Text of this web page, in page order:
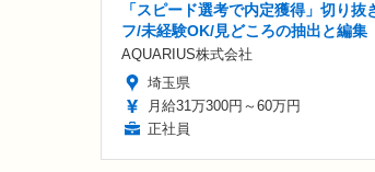
「スピード選考で内定獲得」切り抜
フ/未経験OK/見どころの抽出と編集
AQUARIUS株式会社
埼玉県
月給31万300円～60万円
正社員